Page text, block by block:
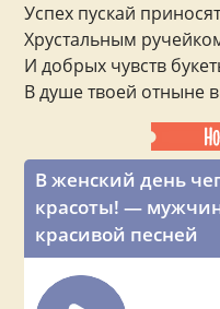
В женский день
красоты! —
красивой песней
Успех пускай
Хрустальным
И добрых чувств
В душе твоей отныне